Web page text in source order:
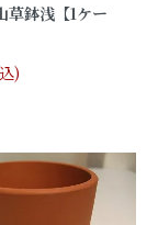
草鉢浅【1ケー
)